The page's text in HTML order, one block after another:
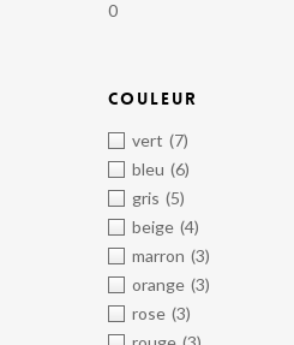
0
COULEUR
vert (7)
bleu (6)
gris (5)
beige (4)
marron (3)
orange (3)
rose (3)